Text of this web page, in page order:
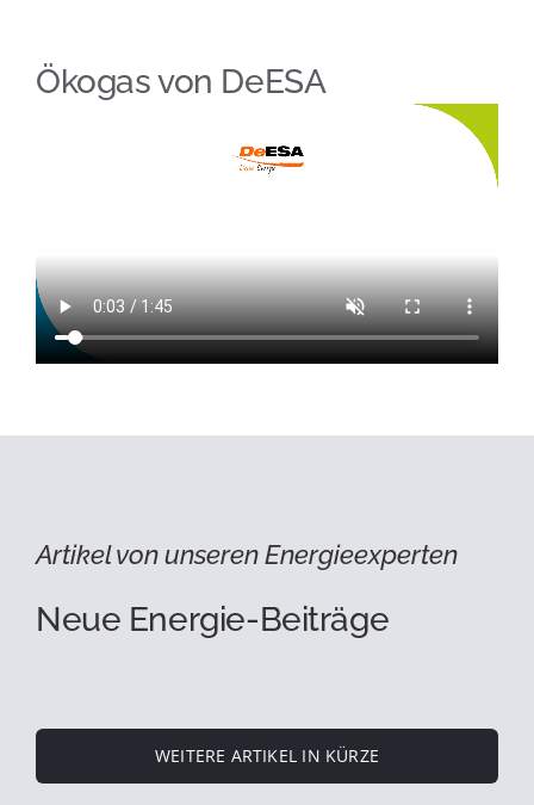
Ökogas von DeESA
Artikel von unseren Energieexperten
Neue Energie-Beiträge
WEITERE ARTIKEL IN KÜRZE